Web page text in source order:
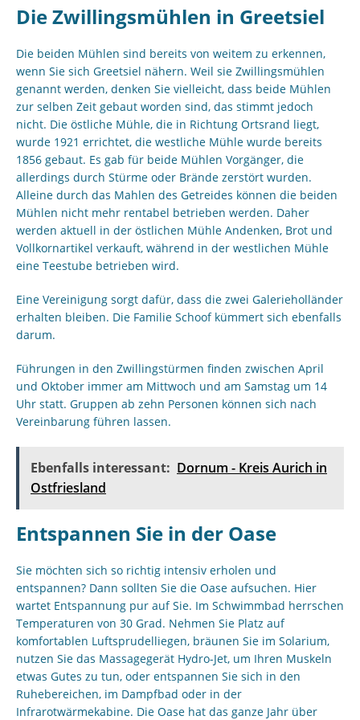
Die Zwillingsmühlen in Greetsiel
Die beiden Mühlen sind bereits von weitem zu erkennen,
wenn Sie sich Greetsiel nähern. Weil sie Zwillingsmühlen
genannt werden, denken Sie vielleicht, dass beide Mühlen
zur selben Zeit gebaut worden sind, das stimmt jedoch
nicht. Die östliche Mühle, die in Richtung Ortsrand liegt,
wurde 1921 errichtet, die westliche Mühle wurde bereits
1856 gebaut. Es gab für beide Mühlen Vorgänger, die
allerdings durch Stürme oder Brände zerstört wurden.
Alleine durch das Mahlen des Getreides können die beiden
Mühlen nicht mehr rentabel betrieben werden. Daher
werden aktuell in der östlichen Mühle Andenken, Brot und
Vollkornartikel verkauft, während in der westlichen Mühle
eine Teestube betrieben wird.
Eine Vereinigung sorgt dafür, dass die zwei Galerieholländer
erhalten bleiben. Die Familie Schoof kümmert sich ebenfalls
darum.
Führungen in den Zwillingstürmen finden zwischen April
und Oktober immer am Mittwoch und am Samstag um 14
Uhr statt. Gruppen ab zehn Personen können sich nach
Vereinbarung führen lassen.
Ebenfalls interessant: Dornum - Kreis Aurich in
Ostfriesland
Entspannen Sie in der Oase
Sie möchten sich so richtig intensiv erholen und
entspannen? Dann sollten Sie die Oase aufsuchen. Hier
wartet Entspannung pur auf Sie. Im Schwimmbad herrschen
Temperaturen von 30 Grad. Nehmen Sie Platz auf
komfortablen Luftsprudelliegen, bräunen Sie im Solarium,
nutzen Sie das Massagegerät Hydro-Jet, um Ihren Muskeln
etwas Gutes zu tun, oder entspannen Sie sich in den
Ruhebereichen, im Dampfbad oder in der
Infrarotwärmekabine. Die Oase hat das ganze Jahr über